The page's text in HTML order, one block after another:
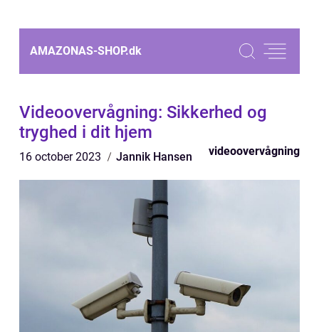
AMAZONAS-SHOP.dk
Videoovervågning: Sikkerhed og
tryghed i dit hjem
16 october 2023 Jannik Hansen videoovervågning